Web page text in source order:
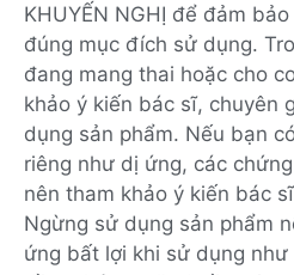
KHUYẾN NGHỊ để đảm
đúng mục đích sử dụng.
đang mang thai hoặc cho
khảo ý kiến bác sĩ, chuyên
dụng sản phẩm. Nếu bạn
riêng như dị ứng, các
nên tham khảo ý kiến bác
Ngừng sử dụng sản phẩm
ứng bất lợi khi sử dụng